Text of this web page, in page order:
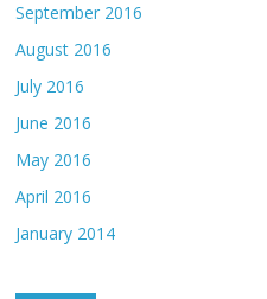
September 2016
August 2016
July 2016
June 2016
May 2016
April 2016
January 2014